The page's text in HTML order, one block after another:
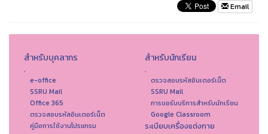
Email
สำหรับบุคลากร
.
e-office
SSRU Mail
Office 365
ตรวจสอบรหัสอินเตอร์เน็ต
คู่มือการใช้งานโปรแกรม
สำหรับนักเรียน
.
ตรวจสอบรหัสอินเตอร์เน็ต
SSRU Mail
การขอรับบริการสำหรับนักเรียน
Google Classroom
ระเบียบเครื่องแต่งกาย